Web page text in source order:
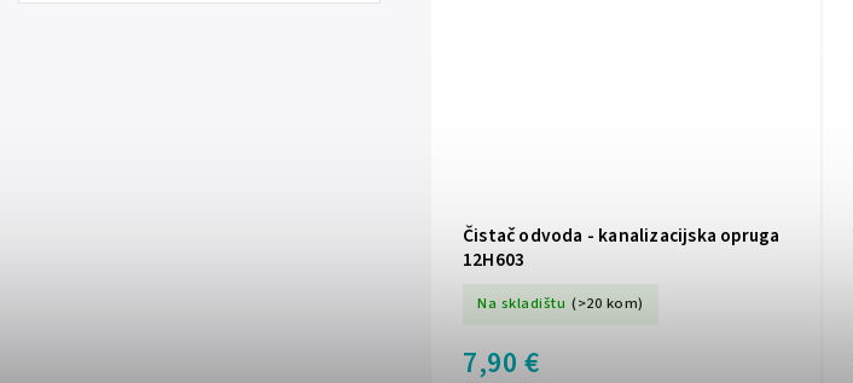
Čistač odvoda - kanalizacijska opruga
12H603
Na skladištu (>20 kom)
7,90 €